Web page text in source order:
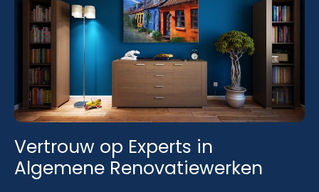
Vertrouw op Experts in
Algemene Renovatiewerken